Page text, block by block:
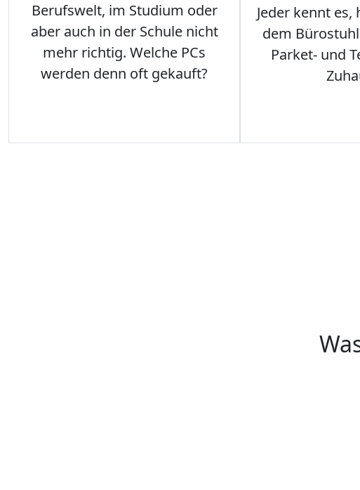
Berufswelt, im Studium oder
aber auch in der Schule nicht
mehr richtig. Welche PCs
werden denn oft gekauft?
Jeder kennt
dem
Parket- und